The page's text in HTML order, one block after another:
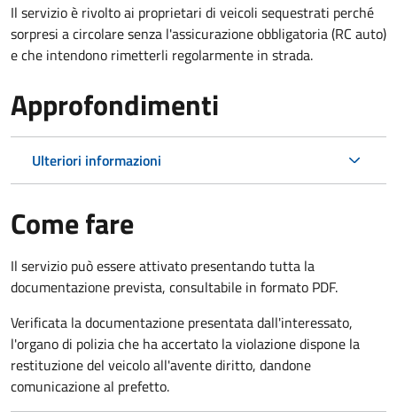
Il servizio è rivolto ai proprietari di veicoli sequestrati perché
sorpresi a circolare senza l'assicurazione obbligatoria (RC auto)
e che intendono rimetterli regolarmente in strada.
Approfondimenti
Ulteriori informazioni
Come fare
Il servizio può essere attivato presentando tutta la
documentazione prevista, consultabile in formato PDF.
Verificata la documentazione presentata dall'interessato,
l'organo di polizia che ha accertato la violazione dispone la
restituzione del veicolo all'avente diritto, dandone
comunicazione al prefetto.